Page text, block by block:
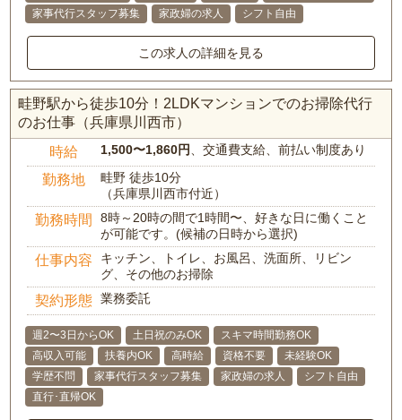
家事代行スタッフ募集
家政婦の求人 シフト自由
この求人の詳細を見る
畦野駅から徒歩10分！2LDKマンションでのお掃除代行
のお仕事（兵庫県川西市）
時給 1,500〜1,860円 、交通費支給、前払い制度あり
勤務地
畦野 徒歩10分
（兵庫県川西市付近）
勤務時間
8時～20時の間で1時間〜、好きな日に働くこと
が可能です。(候補の日時から選択)
仕事内容
キッチン、トイレ、お風呂、洗面所、リビン
グ、その他のお掃除
契約形態 業務委託
週2〜3日からOK 土日祝のみOK
スキマ時間勤務OK
高収入可能
扶養内OK 高時給 資格不要
未経験OK
学歴不問
家事代行スタッフ募集 家政婦の求人
シフト自由
直行･直帰OK